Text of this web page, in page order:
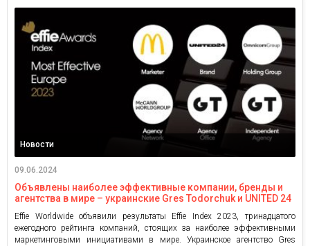
Новости
09.06.2024
Объявлены наиболее эффективные компании, бренды и
агентства в мире – украинские Gres Todorchuk и UNITED 24
Effie Worldwide объявили результаты Effie Index 2023, тринадцатого
ежегодного рейтинга компаний, стоящих за наиболее эффективными
маркетинговыми инициативами в мире. Украинское агентство Gres